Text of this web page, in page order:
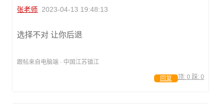
张老师 2023-04-13 19:48:13
选择不对 让你后退
跟帖来自电脑端 · 中国江苏镇江
顶: 0 踩: 0
回复